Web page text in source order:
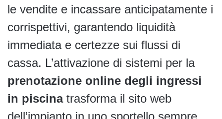
le vendite e incassare anticipatamente i
corrispettivi, garantendo liquidità
immediata e certezze sui flussi di
cassa. L’attivazione di sistemi per la
prenotazione online degli ingressi
in piscinatrasforma il sito web